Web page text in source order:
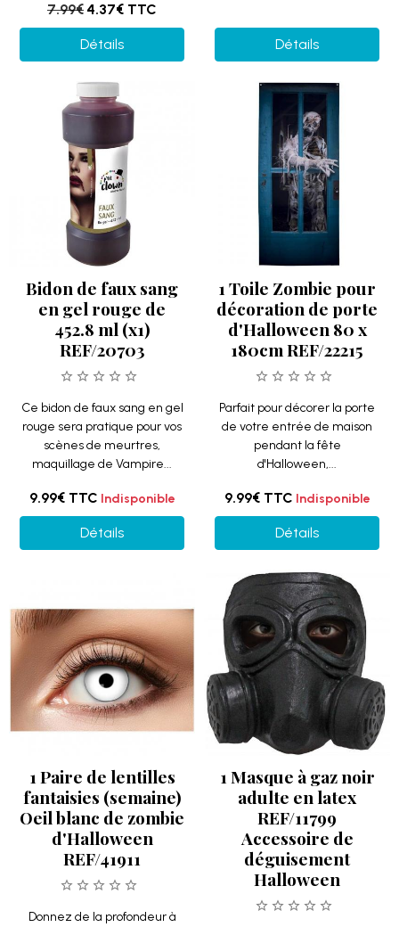
7.99€ 4.37€ TTC
Détails Détails
Bidon de faux sang
en gel rouge de
452.8 ml (x1)
REF/20703
Ce bidon de faux sang en gel
rouge sera pratique pour vos
scènes de meurtres,
maquillage de Vampire...
9.99€ TTC Indisponible
Détails
1 Toile Zombie pour
décoration de porte
d'Halloween 80 x
180cm REF/22215
Parfait pour décorer la porte
de votre entrée de maison
pendant la fête
d'Halloween,...
9.99€ TTC Indisponible
Détails
1 Paire de lentilles
fantaisies (semaine)
Oeil blanc de zombie
d'Halloween
REF/41911
Donnez de la profondeur à
1 Masque à gaz noir
adulte en latex
REF/11799
Accessoire de
déguisement
Halloween